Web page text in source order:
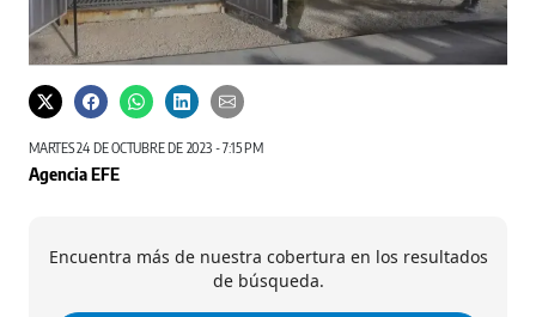
MARTES 24 DE OCTUBRE DE 2023 - 7:15 PM
Agencia EFE
Encuentra más de nuestra cobertura en los resultados
de búsqueda.